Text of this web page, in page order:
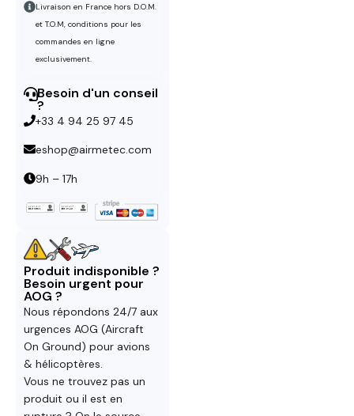
Livraison en France hors D.O.M.
et T.O.M, conditions pour les
commandes en ligne
exclusivement.
Besoin d'un conseil
?
+33 4 94 25 97 45
eshop@airmetec.com
9h – 17h
Produit indisponible ?
Besoin urgent pour
AOG ?
Nous répondons 24/7 aux
urgences AOG (Aircraft
On Ground) pour avions
& hélicoptères.
Vous ne trouvez pas un
produit ou il est en